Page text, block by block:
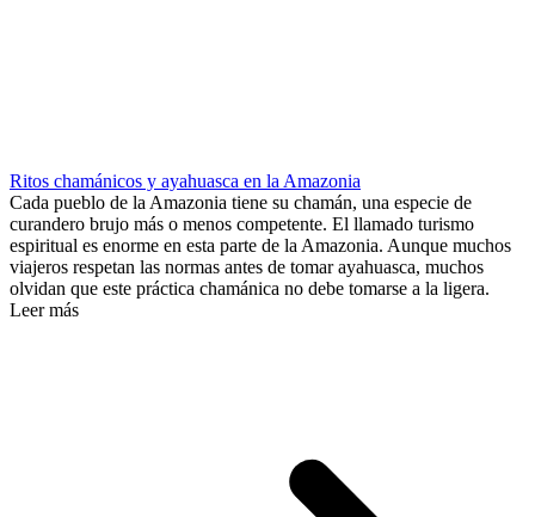
Ritos chamánicos y ayahuasca en la Amazonia
Cada pueblo de la Amazonia tiene su chamán, una especie de
curandero brujo más o menos competente. El llamado turismo
espiritual es enorme en esta parte de la Amazonia. Aunque muchos
viajeros respetan las normas antes de tomar ayahuasca, muchos
olvidan que este práctica chamánica no debe tomarse a la ligera.
Leer más